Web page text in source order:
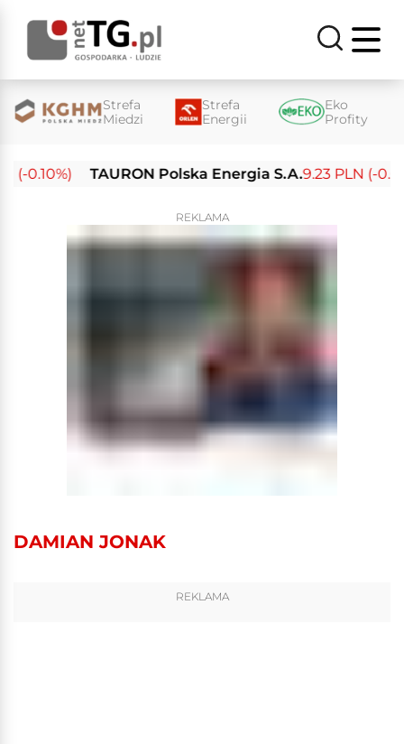
Strefa
Miedzi
Strefa
Energii
Eko
Profity
0.10%) TAURON Polska Energia S.A.9.23 PLN (-
REKLAMA
DAMIAN JONAK
REKLAMA